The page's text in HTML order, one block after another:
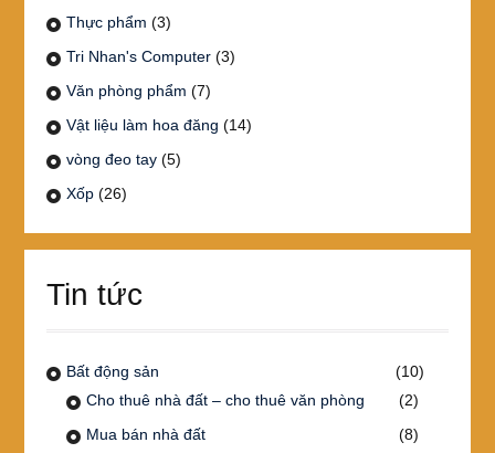
Thực phẩm (3)
Tri Nhan's Computer (3)
Văn phòng phẩm (7)
Vật liệu làm hoa đăng (14)
vòng đeo tay (5)
Xốp (26)
Tin tức
Bất động sản
(10)
Cho thuê nhà đất – cho thuê văn phòng
(2)
Mua bán nhà đất
(8)